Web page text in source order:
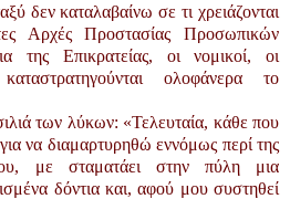
δεν καταλαβαίνω σε τι χρειάζονται
Αρχές Προστασίας Προσωπικών
της Επικρατείας, οι νομικοί, οι
ολοφάνερα το
των λύκων: «Τελευταία, κάθε που
να διαμαρτυρηθώ εννόμως περί της
με σταματάει στην πύλη μια
δόντια και, αφού μου συστηθεί